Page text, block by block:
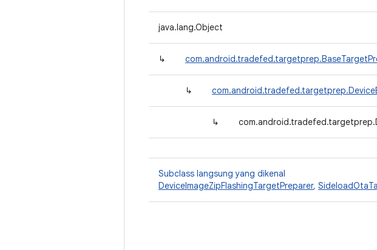
java.lang.Object
↳
↳
↳
Subclass langsung yang dikenal
DeviceImageZipFlashingTargetPreparer,